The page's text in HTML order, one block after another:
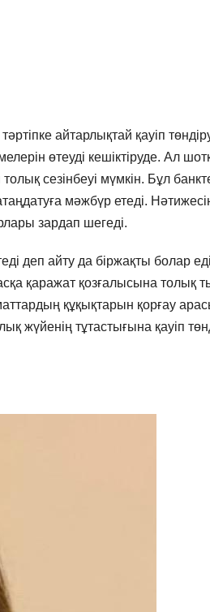
айтарлықтай қауіп
өтеуді кешіктіруде. Ал
сезінбеуі мүмкін. Бұл
мәжбүр етеді.
зардап шегеді.
деп айту да біржақты болар
қаражат қозғалысына толық
құқықтарын қорғау
жүйенің тұтастығына қауіп